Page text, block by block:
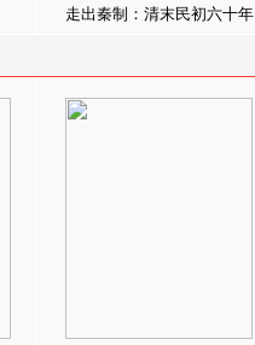
走出秦制：清末民初六十年